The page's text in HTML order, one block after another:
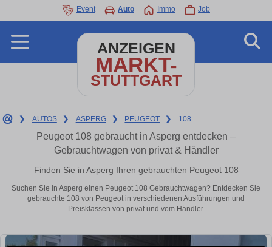
Event Auto Immo Job
ANZEIGEN
MARKT-
STUTTGART
❯ AUTOS ❯ ASPERG ❯ PEUGEOT ❯ 108
Peugeot 108 gebraucht in Asperg entdecken –
Gebrauchtwagen von privat & Händler
Finden Sie in Asperg Ihren gebrauchten Peugeot 108
Suchen Sie in Asperg einen Peugeot 108 Gebrauchtwagen? Entdecken Sie
gebrauchte 108 von Peugeot in verschiedenen Ausführungen und
Preisklassen von privat und vom Händler.